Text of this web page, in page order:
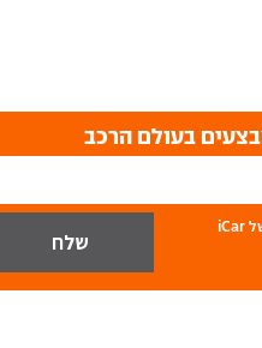
בעולם הרכב
של iCar